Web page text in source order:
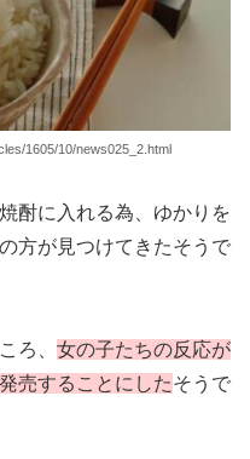
1605/10/news025_2.html
酎に入れる為、ゆかりを
方が見つけてきたそうで
ろ、 女の子たちの反応が
売することにしたそうで